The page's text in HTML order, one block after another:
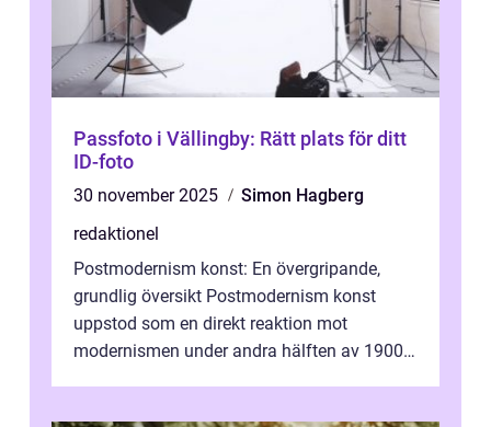
Passfoto i Vällingby: Rätt plats för ditt
ID-foto
30 november 2025
Simon Hagberg
redaktionel
Postmodernism konst: En övergripande,
grundlig översikt Postmodernism konst
uppstod som en direkt reaktion mot
modernismen under andra hälften av 1900-